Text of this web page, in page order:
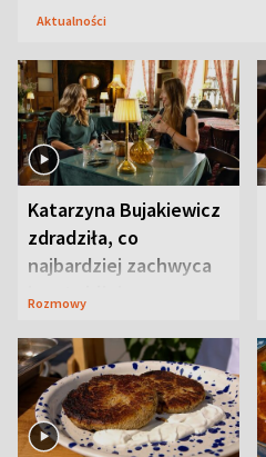
Aktualności
Katarzyna Bujakiewicz
zdradziła, co
najbardziej zachwyca
ją w Lublinie
Rozmowy